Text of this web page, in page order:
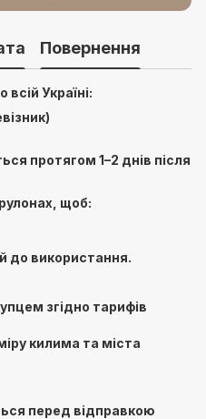
Повернення
Україні:
протягом 1–2 днів після
щоб:
до використання.
згідно тарифів
килима та міста
перед відправкою